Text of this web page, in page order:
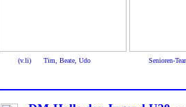
(v.li) Tim, Beate, Udo Senioren-Team